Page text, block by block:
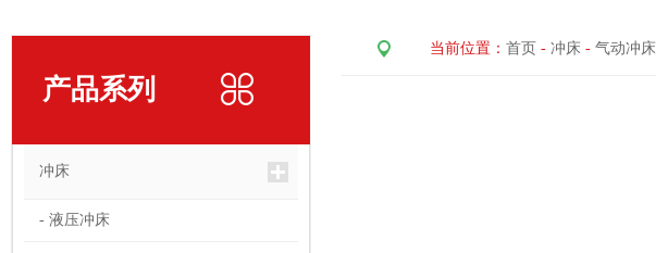
产品系列
冲床
- 液压冲床
当前位置： 首页 - 冲床 - 气动冲床